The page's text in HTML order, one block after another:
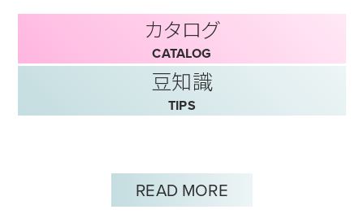
カタログ
CATALOG
豆知識
TIPS
READ MORE